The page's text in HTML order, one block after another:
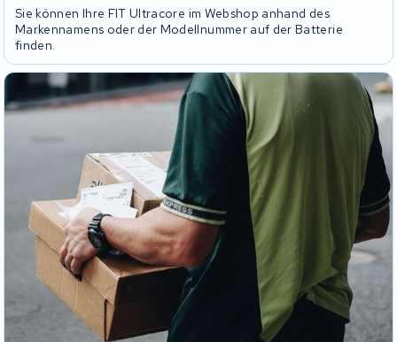
Sie können Ihre FIT Ultracore im Webshop anhand des
Markennamens oder der Modellnummer auf der Batterie
finden.